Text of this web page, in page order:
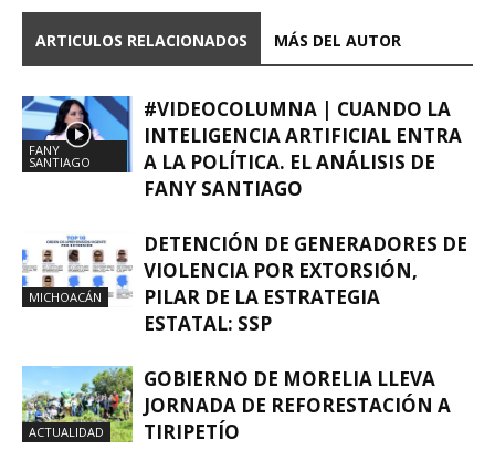
ARTICULOS RELACIONADOS MÁS DEL AUTOR
FANY
SANTIAGO
#VIDEOCOLUMNA | CUANDO LA
INTELIGENCIA ARTIFICIAL ENTRA
A LA POLÍTICA. EL ANÁLISIS DE
FANY SANTIAGO
MICHOACÁN
DETENCIÓN DE GENERADORES DE
VIOLENCIA POR EXTORSIÓN,
PILAR DE LA ESTRATEGIA
ESTATAL: SSP
ACTUALIDAD
GOBIERNO DE MORELIA LLEVA
JORNADA DE REFORESTACIÓN A
TIRIPETÍO